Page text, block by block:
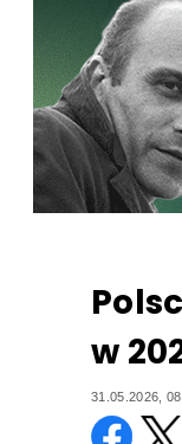
w
31.05.2026,